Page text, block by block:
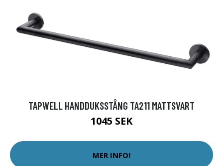
TAPWELL HANDDUKSSTÅNG TA211 MATTSVART
1045 SEK
MER INFO!